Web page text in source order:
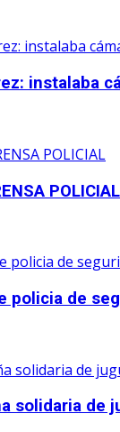
instalaba
POLICIAL
policia de
solidaria de